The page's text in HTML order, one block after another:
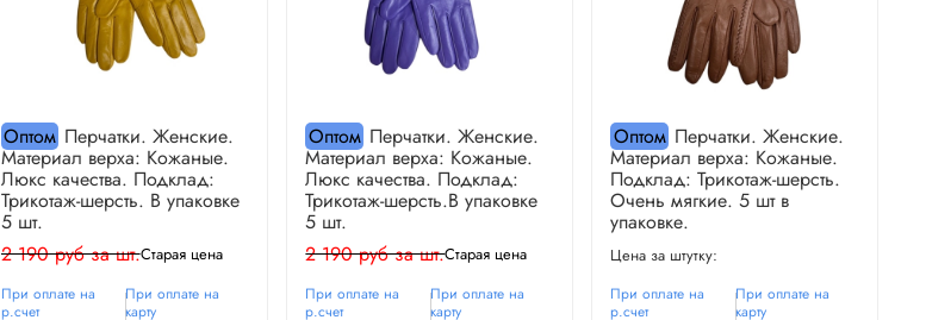
Оптом Перчатки. Женские.
Материал верха: Кожаные.
Люкс качества. Подклад:
Трикотаж-шерсть. В упаковке
5 шт.
2 190 руб за шт.Старая цена
При оплате на
р.счет
При оплате на
карту
Оптом Перчатки. Женские.
Материал верха: Кожаные.
Люкс качества. Подклад:
Трикотаж-шерсть.В упаковке
5 шт.
2 190 руб за шт.Старая цена
При оплате на
р.счет
При оплате на
карту
ОптомПерчатки. Женские.
Материал верха: Кожаные.
Подклад: Трикотаж-шерсть.
Очень мягкие. 5 шт в
упаковке.
Цена за штутку:
При оплате на
р.счет
При оплате на
карту